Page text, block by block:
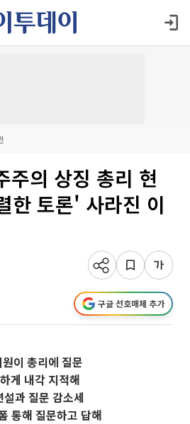
주의 상징 총리 현
토론' 사라진 이
구글 선호매체 추가
이 총리에 질문
게 내각 지적해
과 질문 감소세
통해 질문하고 답해